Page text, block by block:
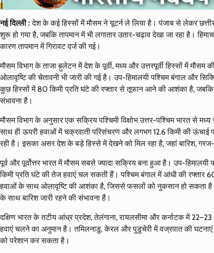
नई दिल्ली : देश के कई हिस्सों में मौसम ने यूटर्न ले लिया है। पंजाब से लेकर
शुरू हो गया है, जबकि तापमान में भी लगातार उतार-चढ़ाव देखा जा रहा है।
कारण तापमान में गिरावट दर्ज की गई।
मौसम विभाग के ताजा ब़ुलेटन में देश के पूर्वी, मध्य और उत्तरपूर्वी हिस्सों में
ओलावृष्टि की चेतावनी भी जारी की गई है। उप-हिमालयी पश्चिम बंगाल और
कुछ हिस्सों में 80 किमी प्रति घंटे की रफ्तार से तूफान आने की आशंका है,
संभावना है।
मौसम विभाग के अनुसार एक सक्रिय पश्चिमी विक्षोभ उत्तर-पश्चिम भारत से
साथ ही ऊपरी हवाओं में चक्रवाती परिसंचरण और लगभग 12.6 किमी की ऊंचाई
रही है। इसका असर देश के बड़े हिस्से में देखने को मिल रहा है, जहां बारिश,
पूर्व और पूर्वोत्तर भारत में मौसम सबसे ज्यादा सक्रिय बना हुआ है। उप-
किमी प्रति घंटे की तेज हवाएं चल सकती हैं। पश्चिम बंगाल में आंधी की
हवाओं के साथ ओलावृष्टि की आशंका है, जिससे फसलों को नुकसान हो सकता है।
के साथ बारिश जारी रहने की संभावना है।
दक्षिण भारत के तटीय आंध्र प्रदेश, तेलंगाना, रायलसीमा और कर्नाटक में
हवाएं चलने का अनुमान है। तमिलनाडु, केरल और पुडुचेरी में वज्रपात की
को परेशान कर सकता है।